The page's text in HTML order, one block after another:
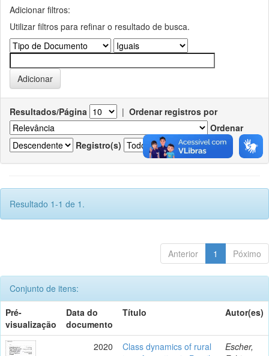
Adicionar filtros:
Utilizar filtros para refinar o resultado de busca.
Resultados/Página | Ordenar registros por
Ordenar
Registro(s)
Resultado 1-1 de 1.
Anterior 1 Póximo
Conjunto de itens:
Pré-
visualização
Data do
documento
Título Autor(es)
2020
Class dynamics of rural
Escher,